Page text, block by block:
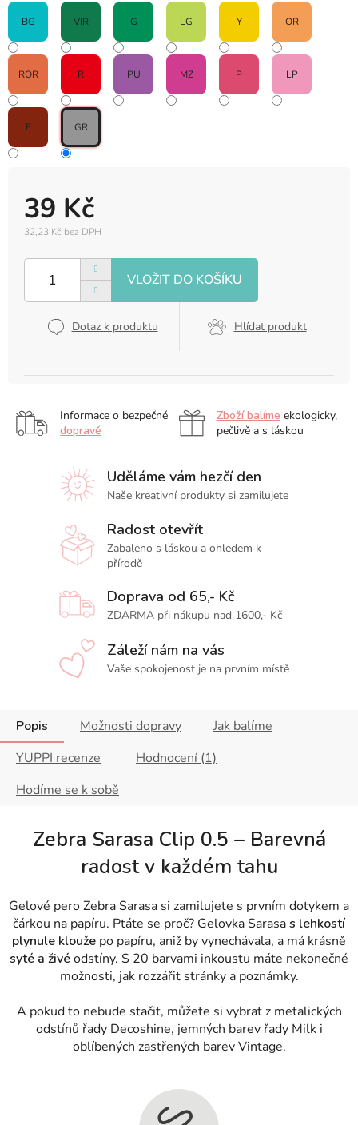
39 Kč
32,23 Kč bez DPH
cena:
Dotaz k produktu Hlídat produkt
BG VIR G LG Y OR
ROR R PU MZ P LP
E GR
Informace o bezpečné
dopravě
Zboží balíme ekologicky,
pečlivě a s láskou
Uděláme vám hezčí den
Naše kreativní produkty si zamilujete
Radost otevřít
Zabaleno s láskou a ohledem k
přírodě
Doprava od 65,- Kč
ZDARMA při nákupu nad 1600,- Kč
Záleží nám na vás
Vaše spokojenost je na prvním místě
Popis Možnosti dopravy
Jak balíme
YUPPI recenze
Hodnocení (1)
Hodíme se k sobě
Zebra Sarasa Clip 0.5 – Barevná
radost v každém tahu
Gelové pero Zebra Sarasa si zamilujete s prvním dotykem a
čárkou na papíru. Ptáte se proč? Gelovka Sarasas lehkostí
plynule klouže po papíru, aniž by vynechávala, a má krásně
syté a živéodstíny. S 20 barvami inkoustu máte nekonečné
možnosti, jak rozzářit stránky a poznámky.
A pokud to nebude stačit, můžete si vybrat z metalických
odstínů řady Decoshine, jemných barev řady Milk i
oblíbených zastřených barev Vintage.